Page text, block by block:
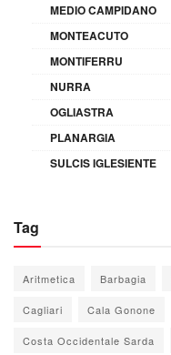
MEDIO CAMPIDANO
MONTEACUTO
MONTIFERRU
NURRA
OGLIASTRA
PLANARGIA
SULCIS IGLESIENTE
Tag
Aritmetica Barbagia
Cagliari Cala Gonone
Costa Occidentale Sarda